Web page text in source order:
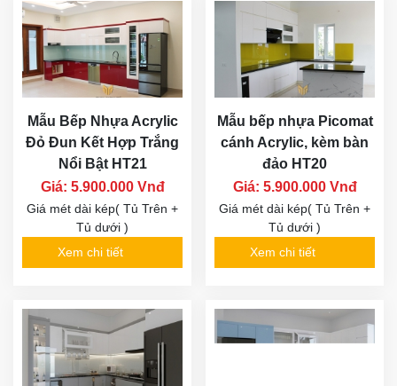
Mẫu Bếp Nhựa Acrylic
Đỏ Đun Kết Hợp Trắng
Nổi Bật HT21
Giá: 5.900.000 Vnđ
Giá mét dài kép( Tủ Trên +
Tủ dưới )
Xem chi tiết
Mẫu bếp nhựa Picomat
cánh Acrylic, kèm bàn
đảo HT20
Giá: 5.900.000 Vnđ
Giá mét dài kép( Tủ Trên +
Tủ dưới )
Xem chi tiết